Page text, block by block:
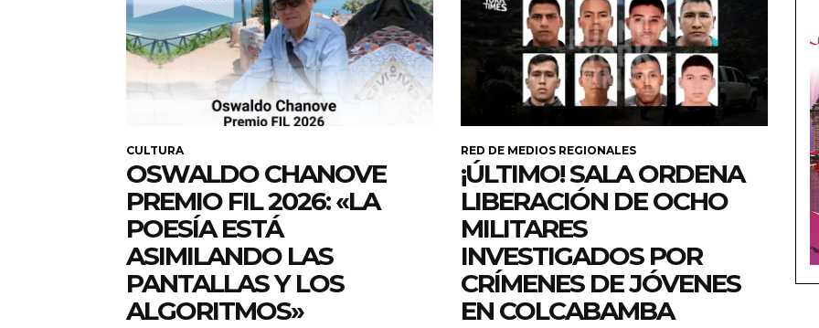
CULTURA
OSWALDO CHANOVE
PREMIO FIL 2026: «LA
POESÍA ESTÁ
ASIMILANDO LAS
PANTALLAS Y LOS
ALGORITMOS»
RED DE MEDIOS REGIONALES
¡ÚLTIMO! SALA ORDENA
LIBERACIÓN DE OCHO
MILITARES
INVESTIGADOS POR
CRÍMENES DE JÓVENES
EN COLCABAMBA